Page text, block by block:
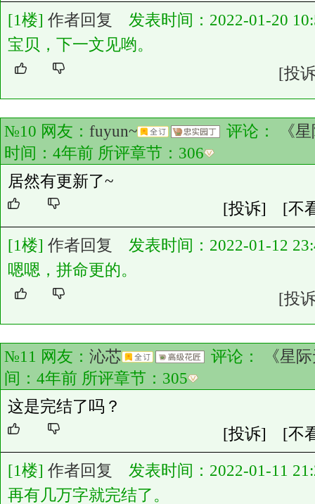
[1楼] 作者回复
发表时间：2022-01-20
宝贝，下一文见哟。
[投
№10 网友： fuyun~ 评论：
《
时间：4年前 所评章节： 306
居然有更新了~
[投诉]
[不
[1楼] 作者回复
发表时间：2022-01-12
嗯嗯，拼命更的。
[投
№11 网友： 沁芯 评论：
《星
间：4年前 所评章节： 305
这是完结了吗？
[投诉]
[不
[1楼] 作者回复
发表时间：2022-01-11
再有几万字就完结了。